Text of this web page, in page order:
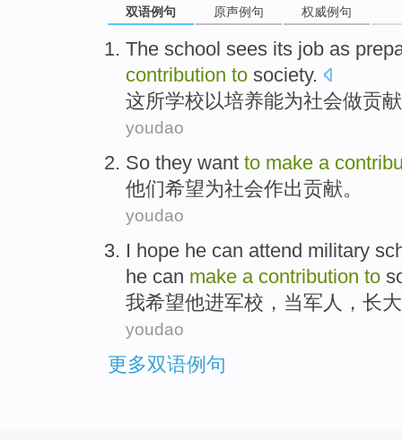
双语例句 原声例句 权威例句
The school sees its job as
contribution to society.
这所学校以培养能为社会做贡献
youdao
So they want to make a
他们希望为社会作出贡献。
youdao
I hope he can attend military
he can make a contribution to
我希望他进军校 ， 当军人 ， 长大
youdao
更多双语例句